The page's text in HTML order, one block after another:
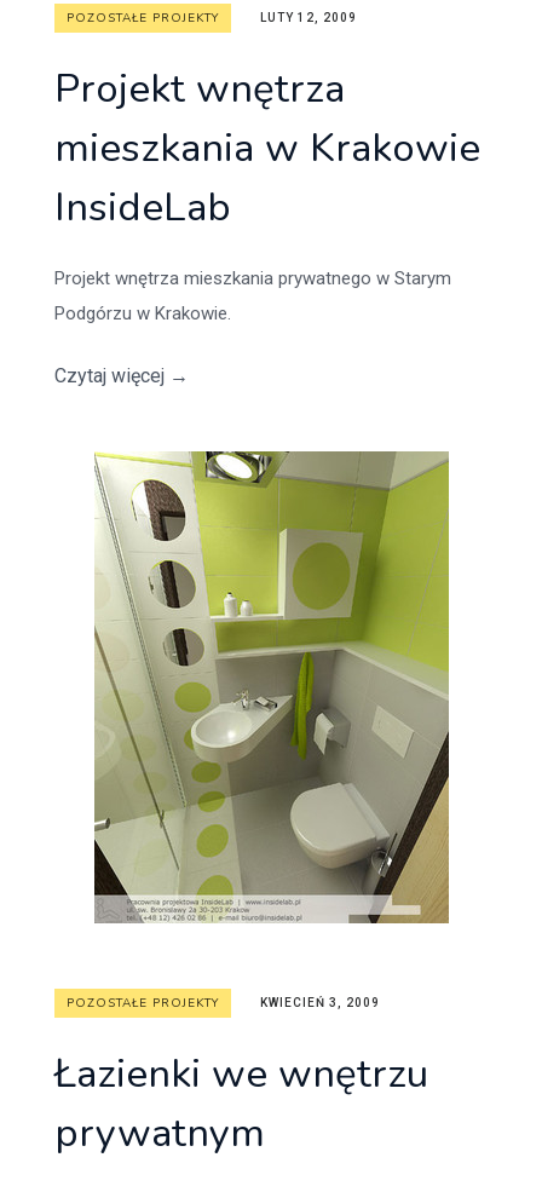
POZOSTAŁE PROJEKTY LUTY 12, 2009
Projekt wnętrza
mieszkania w Krakowie
InsideLab
Projekt wnętrza mieszkania prywatnego w Starym
Podgórzu w Krakowie.
Czytaj więcej →
POZOSTAŁE PROJEKTY KWIECIEŃ 3, 2009
Łazienki we wnętrzu
prywatnym